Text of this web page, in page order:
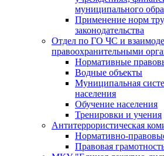
муниципального
Применение норм
законодательства
Отдел по ГО ЧС и
правоохранительными
Нормативные
Водные объекты
Муниципальная
населения
Обучение населения
Тренировки и учения
Антитеррористическая
Нормативно-
Правовая